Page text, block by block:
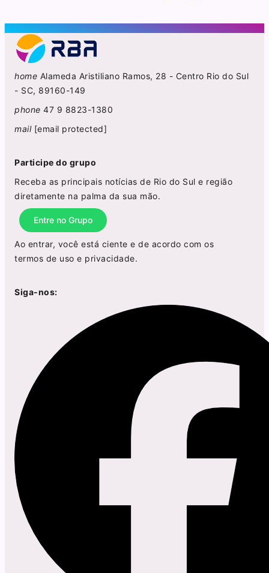
home Alameda Aristiliano Ramos, 28 - Centro Rio do Sul
- SC, 89160-149
phone 47 9 8823-1380
mail [email protected]
Participe do grupo
Receba as principais notícias de Rio do Sul e região
diretamente na palma da sua mão.
Entre no Grupo
Ao entrar, você está ciente e de acordo com os
termos de uso e privacidade.
Siga-nos: